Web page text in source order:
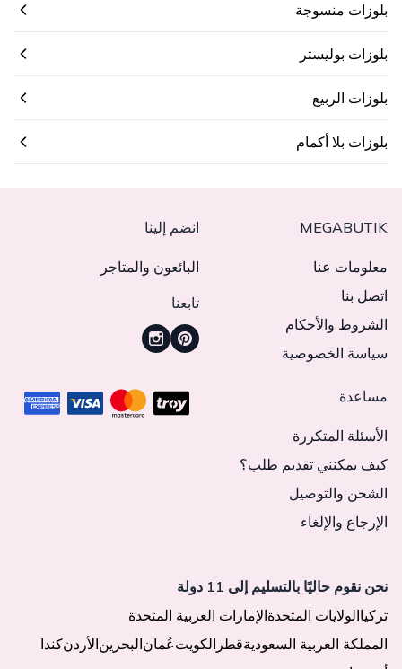
بلوزات منسوجة
بلوزات بوليستر
بلوزات الربيع
بلوزات بلا أكمام
MEGABUTIK
معلومات عنا
اتصل بنا
الشروط والأحكام
سياسة الخصوصية
انضم إلينا
البائعون والمتاجر
تابعنا
مساعدة
الأسئلة المتكررة
كيف يمكنني تقديم طلب؟
الشحن والتوصيل
الإرجاع والإلغاء
نحن نقوم حاليًا بالتسليم إلى 11 دولة
تركياالولايات المتحدةالإمارات العربية المتحدة
المملكة العربية السعوديةقطر الكويتعُمانالبحرينالأردنكندا